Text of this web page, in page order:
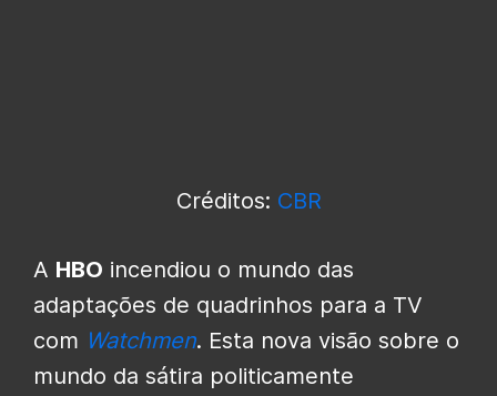
Créditos: CBR
A HBO incendiou o mundo das
adaptações de quadrinhos para a TV
com Watchmen. Esta nova visão sobre o
mundo da sátira politicamente